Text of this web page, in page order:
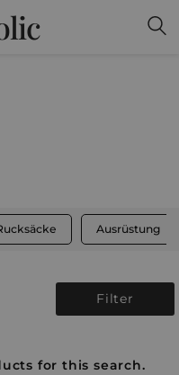
Ausrüstung
Filter
for this search.